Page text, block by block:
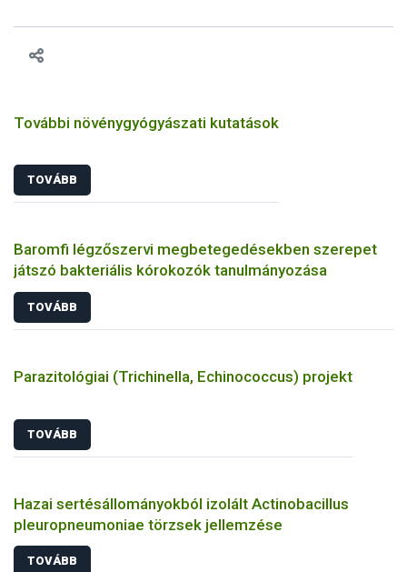
vonni az ebek viselkedésének megítélésében jártas szakértőt.
További növénygyógyászati kutatások
TOVÁBB
Baromfi légzőszervi megbetegedésekben szerepet
játszó bakteriális kórokozók tanulmányozása
TOVÁBB
Parazitológiai (Trichinella, Echinococcus) projekt
TOVÁBB
Hazai sertésállományokból izolált Actinobacillus
pleuropneumoniae törzsek jellemzése
TOVÁBB